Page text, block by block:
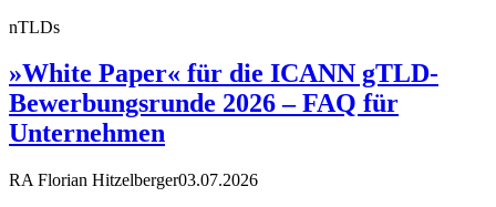
nTLDs
»White Paper« für die ICANN gTLD-
Bewerbungsrunde 2026 – FAQ für
Unternehmen
RA Florian Hitzelberger03.07.2026